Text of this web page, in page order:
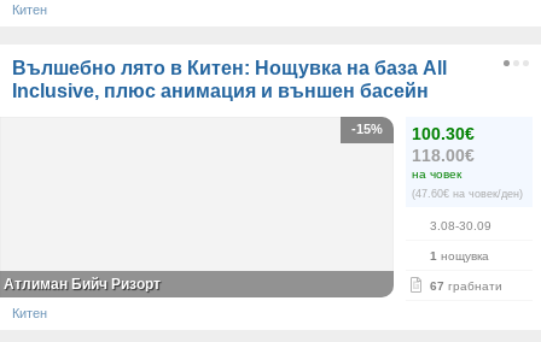
Китен
Вълшебно лято в Китен: Нощувка на база All
Inclusive, плюс анимация и външен басейн
100.30€
118.00€
на човек
(47.60€ на човек/ден)
3.08-30.09
1 нощувка
67 грабнати
-15%
Атлиман Бийч Ризорт
Китен